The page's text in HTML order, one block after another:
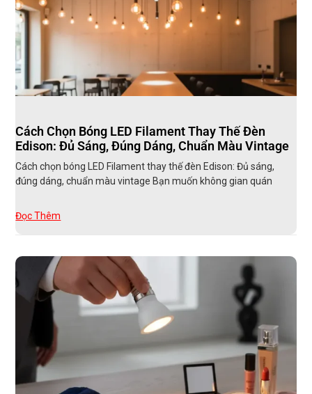
Cách Chọn Bóng LED Filament Thay Thế Đèn
Edison: Đủ Sáng, Đúng Dáng, Chuẩn Màu Vintage
Cách chọn bóng LED Filament thay thế đèn Edison: Đủ sáng,
đúng dáng, chuẩn màu vintage Bạn muốn không gian quán
Đọc Thêm